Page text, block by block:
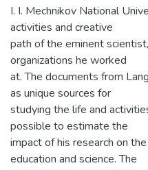
I. I. Mechnikov National
activities and creative
path of the eminent
organizations he worked
at. The documents from
as unique sources for
studying the life and
possible to estimate the
impact of his research on
education and science. The